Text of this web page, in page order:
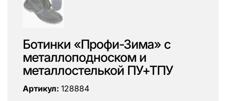
Ботинки «Профи-Зима» с
металлоподноском и
металлостелькой ПУ+ТПУ
Артикул: 128884